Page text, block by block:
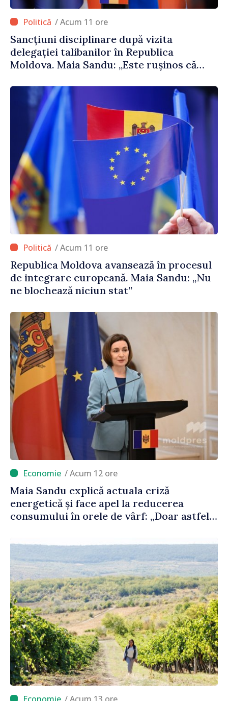
/ Acum 11 ore
Sancțiuni disciplinare după vizita
delegației talibanilor în Republica
Moldova. Maia Sandu: „Este rușinos că
politica statului”
/ Acum 11 ore
Republica Moldova avansează în procesul
de integrare europeană. Maia Sandu: „Nu
ne blochează niciun stat”
/ Acum 12 ore
Maia Sandu explică actuala criză
energetică și face apel la reducerea
consumului în orele de vârf: „Doar astfel
mic”